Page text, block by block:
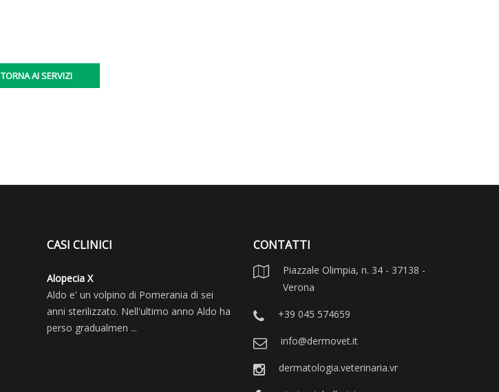
TORNA AI SERVIZI
CASI CLINICI
Alopecia X
Aldo e' un volpino di Pomerania di sei
anni sterilizzato. Nell'ultimo anno Aldo ha
perso gradualmen ...
CONTATTI
Piazzale Olimpia, n. 34 - 37138 -
Verona
+39 045 574659
info@dermovet.it
dermatologia.veterinaria.vr